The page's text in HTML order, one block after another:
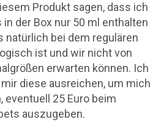
Produkt sagen, dass ich
der Box nur 50 ml enthalten
natürlich bei dem regulären
ist und wir nicht von
erwarten können. Ich
diese ausreichen, um mich
eventuell 25 Euro beim
auszugeben.